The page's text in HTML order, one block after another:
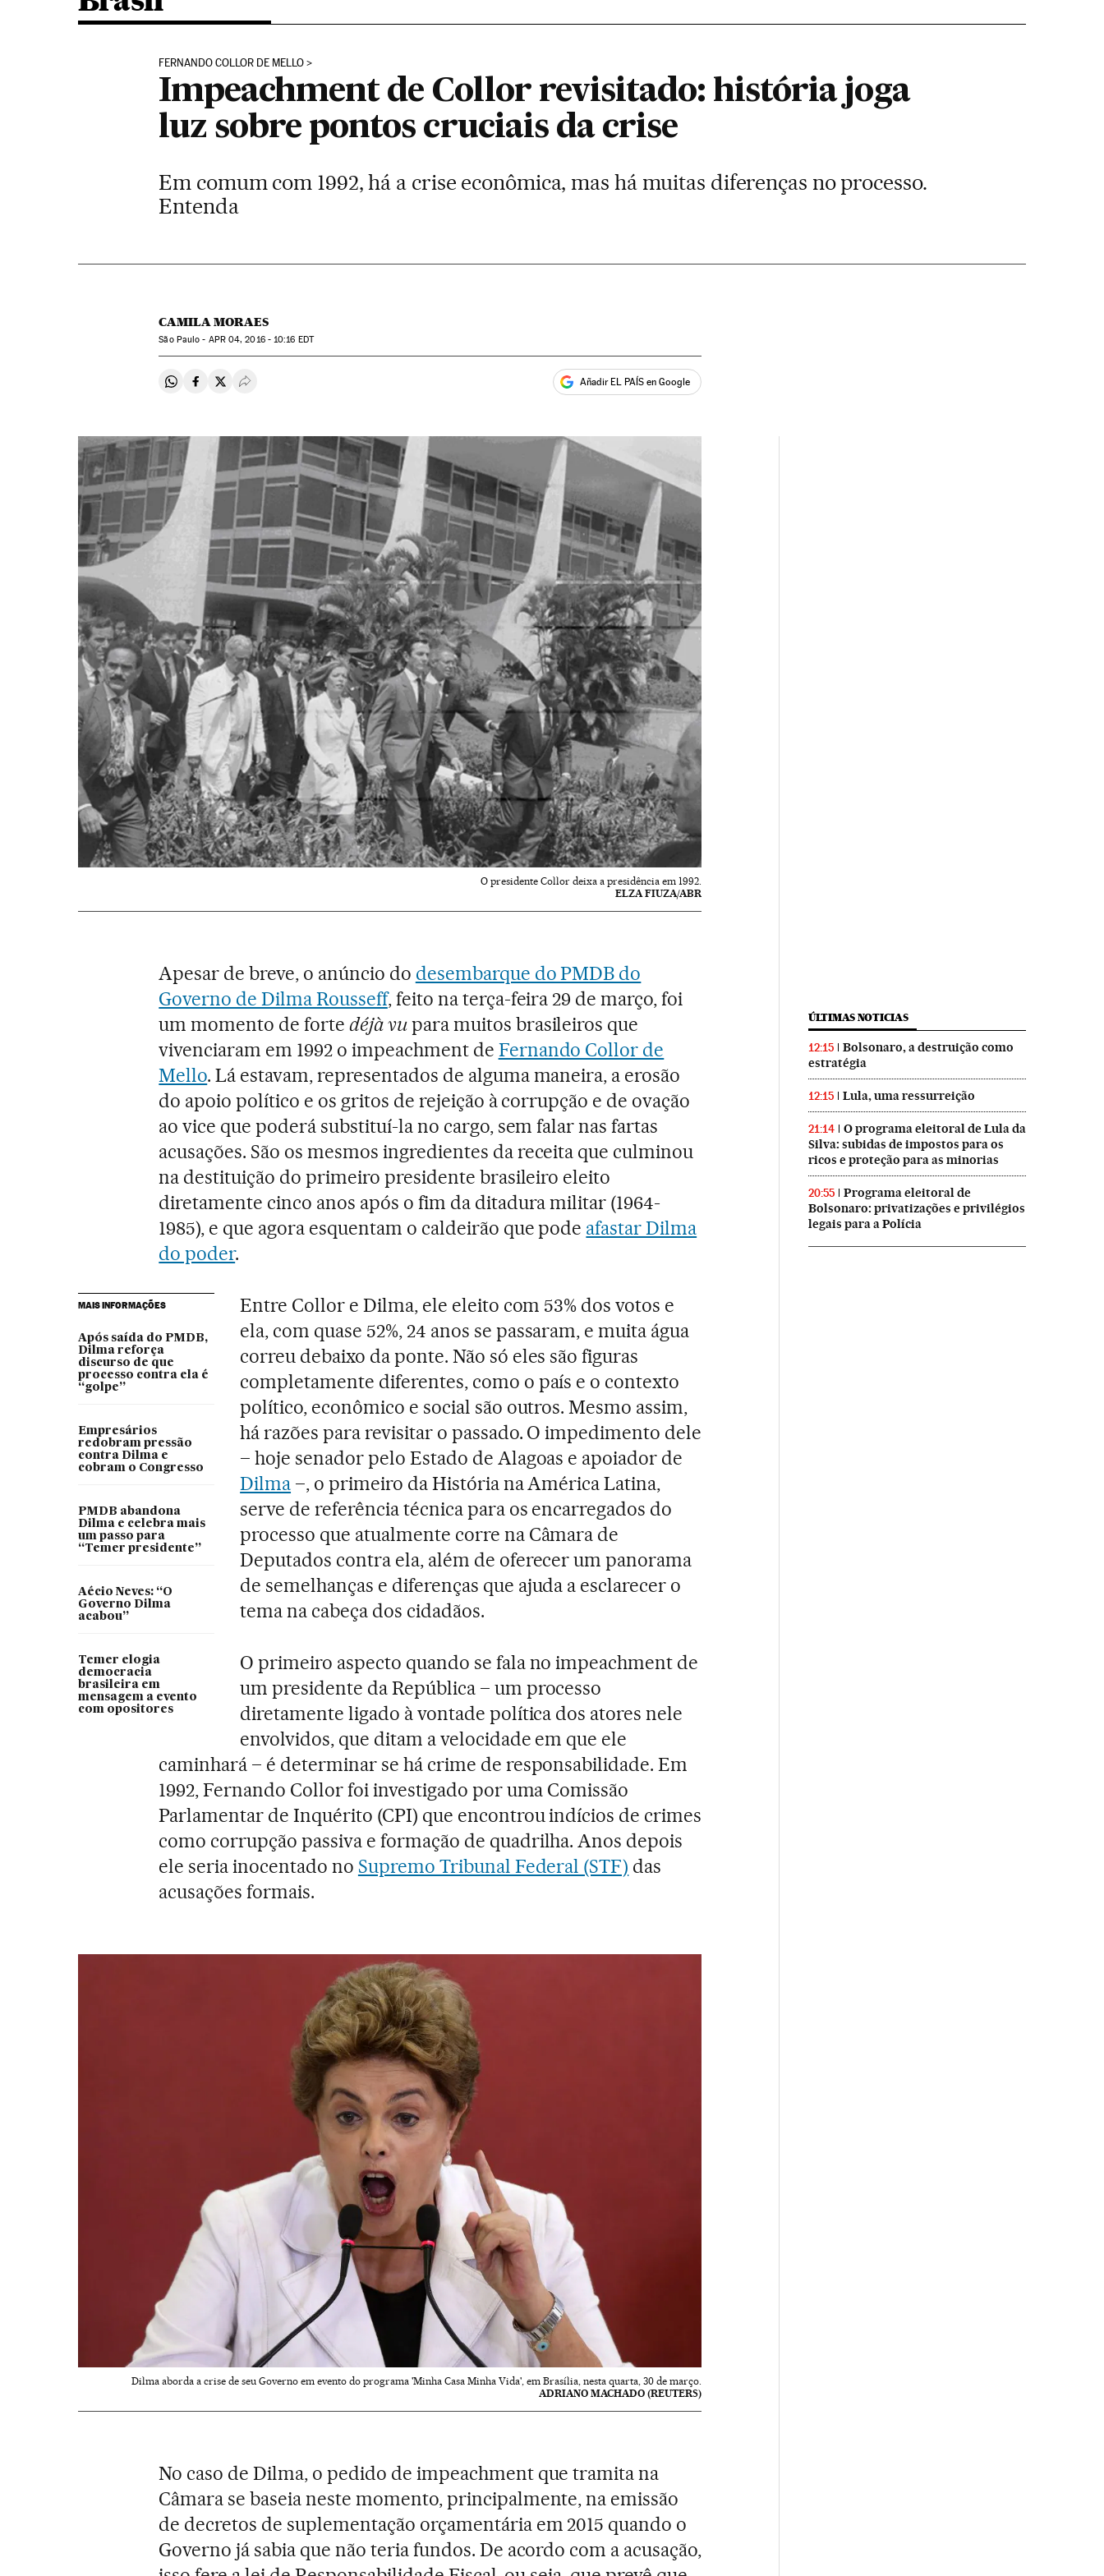
FERNANDO COLLOR DE MELLO
Impeachment de Collor revisitado: história joga
luz sobre pontos cruciais da crise
Em comum com 1992, há a crise econômica, mas há muitas diferenças no processo.
Entenda
CAMILA MORAES
São Paulo - APR04, 2016 - 10:16 EDT
Compartir en Whatsapp
Compartir en Facebook
Compartir en Twitter
Desplegar Redes Sociales Añadir EL PAÍS en Google
O presidente Collor deixa a presidência em 1992.
ELZA FIUZA/ABR
Apesar de breve, o anúncio do desembarque do PMDB do
Governo de Dilma Rousseff, feito na terça-feira 29 de março, foi
um momento de forte déjà vupara muitos brasileiros que
vivenciaram em 1992 o impeachment de Fernando Collor de
Mello. Lá estavam, representados de alguma maneira, a erosão
do apoio político e os gritos de rejeição à corrupção e de ovação
ao vice que poderá substituí-la no cargo, sem falar nas fartas
acusações. São os mesmos ingredientes da receita que culminou
na destituição do primeiro presidente brasileiro eleito
diretamente cinco anos após o fim da ditadura militar (1964-
1985), e que agora esquentam o caldeirão que pode afastar Dilma
do poder.
MAIS INFORMAÇÕES
Após saída do PMDB,
Dilma reforça
discurso de que
processo contra ela é
“golpe”
Empresários
redobram pressão
contra Dilma e
cobram o Congresso
PMDB abandona
Dilma e celebra mais
um passo para
“Temer presidente”
Aécio Neves: “O
Governo Dilma
acabou”
Temer elogia
democracia
brasileira em
mensagem a evento
com opositores
Entre Collor e Dilma, ele eleito com 53% dos votos e
ela, com quase 52%, 24 anos se passaram, e muita água
correu debaixo da ponte. Não só eles são figuras
completamente diferentes, como o país e o contexto
político, econômico e social são outros. Mesmo assim,
há razões para revisitar o passado. O impedimento dele
– hoje senador pelo Estado de Alagoas e apoiador de
Dilma –, o primeiro da História na América Latina,
serve de referência técnica para os encarregados do
processo que atualmente corre na Câmara de
Deputados contra ela, além de oferecer um panorama
de semelhanças e diferenças que ajuda a esclarecer o
tema na cabeça dos cidadãos.
O primeiro aspecto quando se fala no impeachment de
um presidente da República – um processo
diretamente ligado à vontade política dos atores nele
envolvidos, que ditam a velocidade em que ele
caminhará – é determinar se há crime de responsabilidade. Em
1992, Fernando Collor foi investigado por uma Comissão
Parlamentar de Inquérito (CPI) que encontrou indícios de crimes
como corrupção passiva e formação de quadrilha. Anos depois
ele seria inocentado no Supremo Tribunal Federal (STF) das
acusações formais.
Dilma aborda a crise de seu Governo em evento do programa 'Minha Casa Minha Vida', em Brasília, nesta quarta, 30 de março.
ADRIANO MACHADO (REUTERS)
No caso de Dilma, o pedido de impeachment que tramita na
Câmara se baseia neste momento, principalmente, na emissão
de decretos de suplementação orçamentária em 2015 quando o
Governo já sabia que não teria fundos. De acordo com a acusação,
ÚLTIMAS NOTICIAS
12:15
Bolsonaro, a destruição como
estratégia
12:15 Lula, uma ressurreição
21:14
O programa eleitoral de Lula da
Silva: subidas de impostos para os
ricos e proteção para as minorias
20:55
Programa eleitoral de
Bolsonaro: privatizações e privilégios
legais para a Polícia